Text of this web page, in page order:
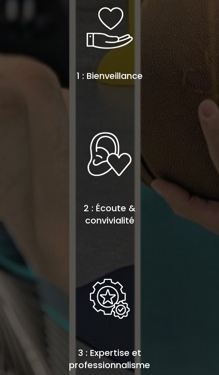
2 : Écoute &
convivialité
1 : Bienveillance
3 : Expertise et
professionnalisme